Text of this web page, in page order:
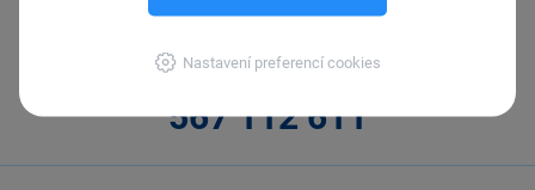
Nastavení preferencí cookies
Zavolejte nám
567 112 611